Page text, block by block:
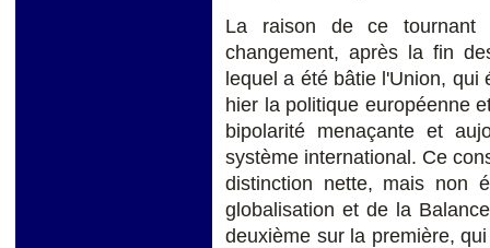
La raison de ce tournant
changement, après la fin
lequel a été bâtie l'Union, qui
hier la politique européenne
bipolarité menaçante et
système international. Ce
distinction nette, mais non
globalisation et de la
deuxième sur la première,